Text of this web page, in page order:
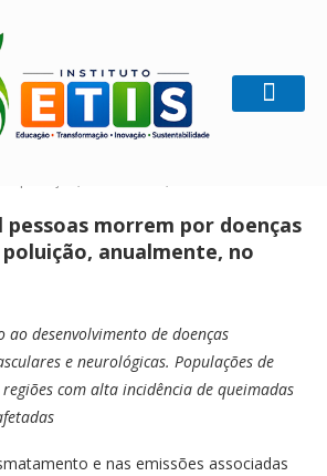
pessoas morrem por doenças
anualmente, no
ao desenvolvimento de doenças
e neurológicas. Populações de
regiões com alta incidência de queimadas
e nas emissões associadas